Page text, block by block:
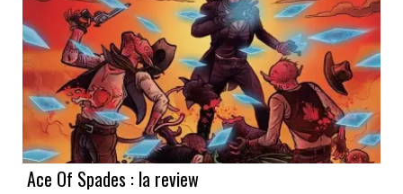
Ace Of Spades : la review